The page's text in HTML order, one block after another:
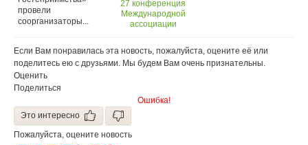
провели
соорганизаторы...
27 конференция
Международной
ассоциации
Если Вам понравилась эта новость, пожалуйста, оцените её или
поделитесь ею с друзьями. Мы будем Вам очень признательны.
Оценить
Поделиться
Ошибка!
Это интересно
Пожалуйста, оцените новость